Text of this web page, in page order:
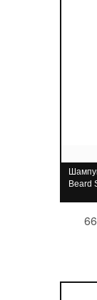
Beard